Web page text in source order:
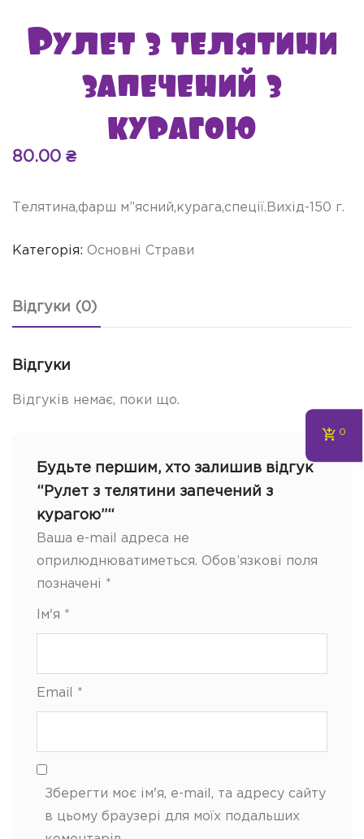
Рулет з телятини
запечений з
курагою
80.00 ₴
Телятина,фарш м”ясний,курага,спеції.Вихід-150 г.
Категорія: Основні Страви
Відгуки (0)
Відгуки
Відгуків немає, поки що.
Будьте першим, хто залишив відгук
“Рулет з телятини запечений з
курагою”“
Ваша e-mail адреса не
оприлюднюватиметься. Обов’язкові поля
позначені *
Ім'я *
Email *
Зберегти моє ім'я, e-mail, та адресу сайту
в цьому браузері для моїх подальших
0